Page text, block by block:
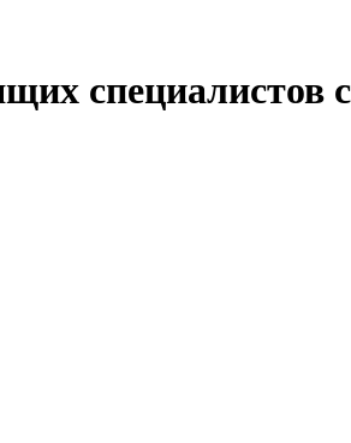
специалистов